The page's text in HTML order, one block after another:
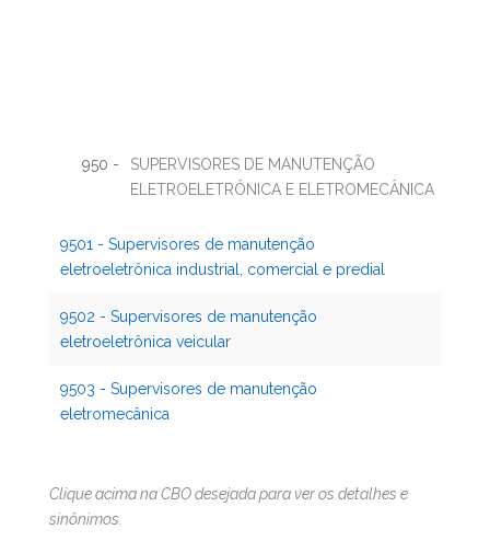
950 -
SUPERVISORES DE MANUTENÇÃO
ELETROELETRÔNICA E ELETROMECÂNICA
9501 - Supervisores de manutenção
eletroeletrônica industrial, comercial e predial
9502 - Supervisores de manutenção
eletroeletrônica veicular
9503 - Supervisores de manutenção
eletromecânica
Clique acima na CBO desejada para ver os detalhes e
sinônimos.